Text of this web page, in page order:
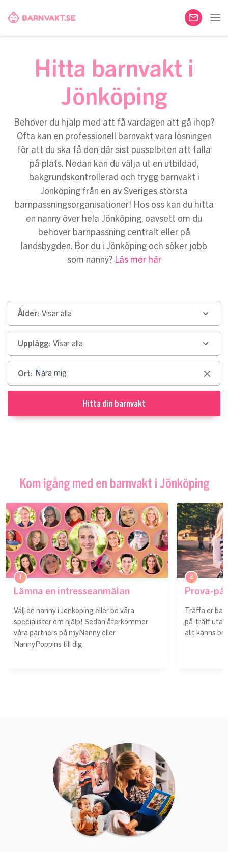
Hitta barnvakt i
Jönköping
Behöver du hjälp med att få vardagen att gå ihop?
Ofta kan en professionell barnvakt vara lösningen
för att du ska få den där sist pusselbiten att falla
på plats. Nedan kan du välja ut en utbildad,
bakgrundskontrollerad och trygg barnvakt i
Jönköping från en av Sveriges största
barnpassningsorganisationer! Hos oss kan du hitta
en nanny över hela Jönköping, oavsett om du
behöver barnpassning centralt eller på
landsbygden. Bor du i Jönköping och söker jobb
som nanny? Läs mer här
Ålder: Visar alla
Upplägg: Visar alla
Ort: Clear
Hitta din barnvakt
Kom igång med en barnvakt i Jönköping
1
Lämna en intresseanmälan
Välj en nanny i Jönköping eller be våra
specialister om hjälp! Sedan återkommer
våra partners på myNanny eller
NannyPoppins till dig.
2
Prova-
Träffa er
på-träff utan
allt känns